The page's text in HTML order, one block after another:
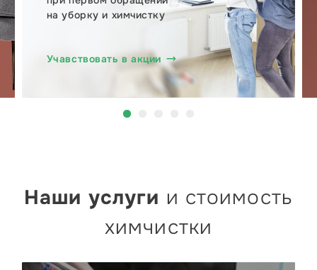
на уборку и химчистку
Учавствовать в акции
Наши услуги и стоимость
химчистки